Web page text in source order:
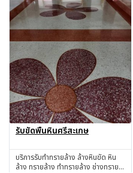
รับขัดพื้นหินศรีสะเกษ
บริการรับทำทรายล้าง ล้างหินขัด หิน
ล้าง ทรายล้าง ทำทรายล้าง ช่างทราย